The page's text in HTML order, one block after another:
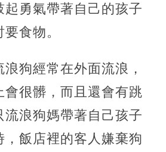
起勇氣帶著自己的孩子
食物。
狗經常在外面流浪，
會很髒，而且還會有跳
流浪狗媽帶著自己孩子
，飯店裡的客人嫌棄狗